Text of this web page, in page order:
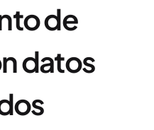
de
datos